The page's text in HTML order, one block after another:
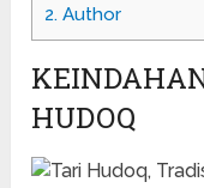
2. Author
HUDOQ